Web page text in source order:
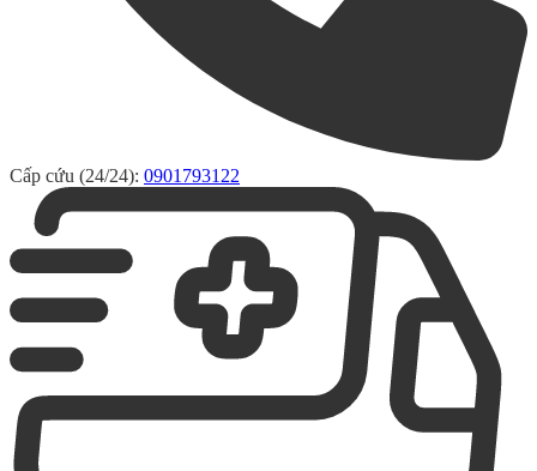
Cấp cứu (24/24): 0901793122